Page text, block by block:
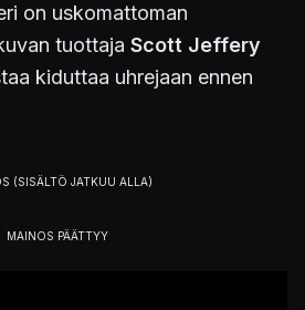
on uskomattoman
tuottaja Scott Jeffery
kiduttaa uhrejaan ennen